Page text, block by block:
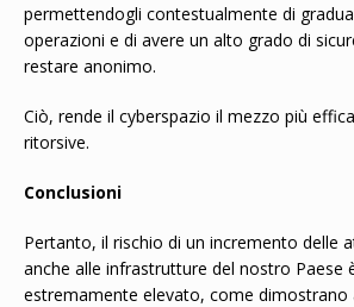
permettendogli contestualmente di
operazioni e di avere un alto grado di
restare anonimo.
Ciò, rende il cyberspazio il mezzo più
ritorsive.
Conclusioni
Pertanto, il rischio di un incremento delle
anche alle infrastrutture del nostro Paese
estremamente elevato, come dimostrano